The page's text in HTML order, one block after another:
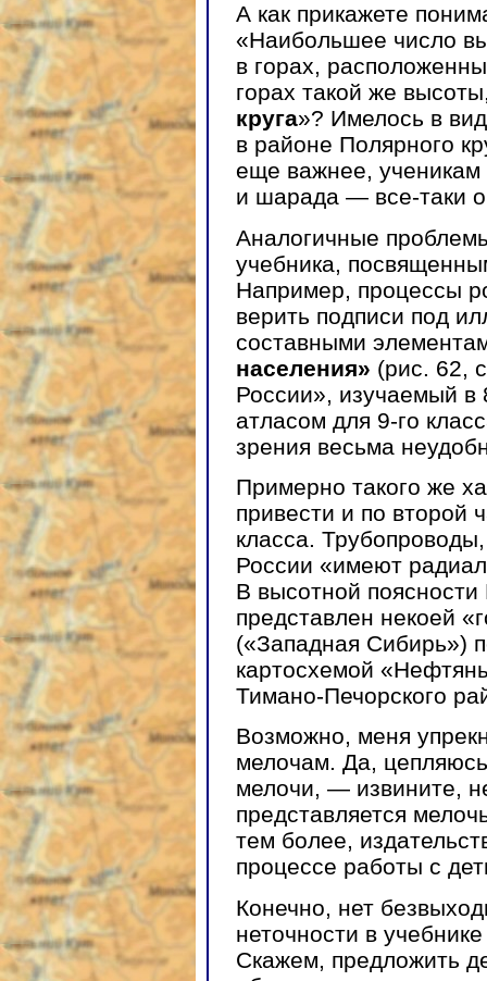
А как прикажете
«Наибольшее число
в горах,
горах такой же
круга»? Имелось в
в районе Полярного
еще важнее, ученикам
и шарада — все-таки
Аналогичные
учебника,
Например, процессы
верить подписи под
составными
населения» (рис. 62,
России», изучаемый в
атласом для 9-го
зрения весьма
Примерно такого же
привести и по второй
класса.
России «имеют
В высотной
представлен некоей
(«Западная Сибирь»)
картосхемой
Тимано-Печорского
Возможно, меня
мелочам. Да,
мелочи, — извините,
представляется
тем более,
процессе работы с
Конечно, нет
неточности в
Скажем, предложить